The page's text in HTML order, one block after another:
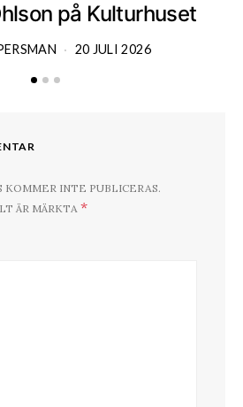
på Kulturhuset
20 JULI 2026
KOMMER INTE PUBLICERAS.
ÄR MÄRKTA *